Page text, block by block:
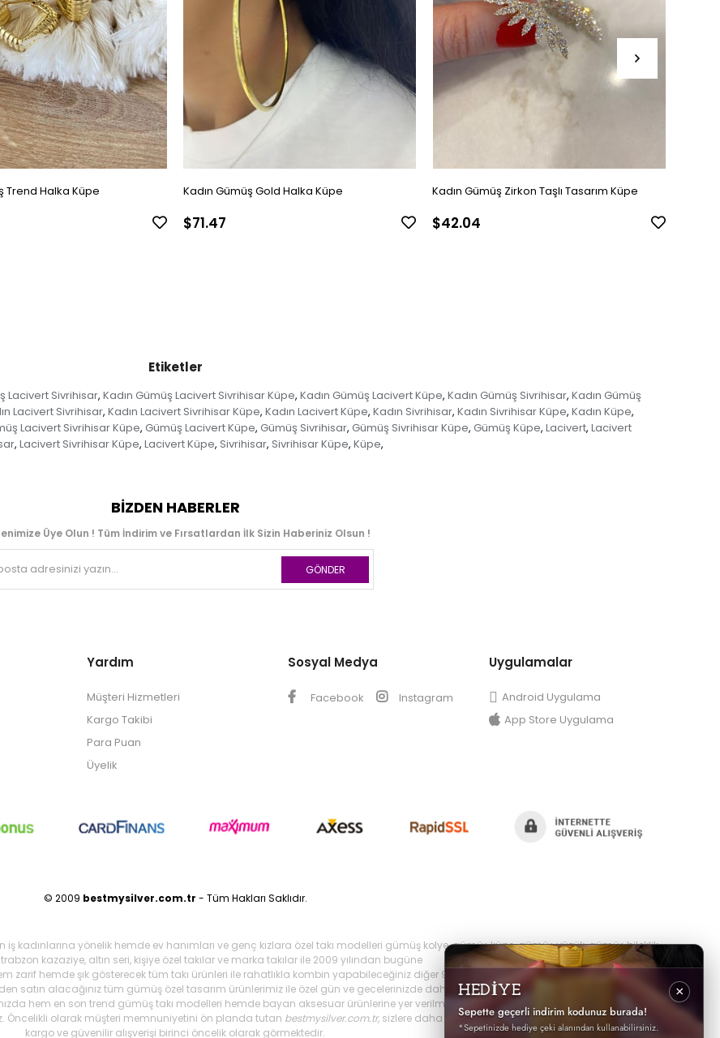
Trend Halka Küpe Kadın Gümüş Gold Halka Küpe
$71.47
Kadın Gümüş Zirkon Taşlı Tasarım Küpe
$42.04
Etiketler
Lacivert Sivrihisar, Kadın Gümüş Lacivert Sivrihisar Küpe, Kadın Gümüş Lacivert Küpe, Kadın Gümüş Sivrihisar, Kadın Gümüş
Lacivert Sivrihisar, Kadın Lacivert Sivrihisar Küpe, Kadın Lacivert Küpe, Kadın Sivrihisar, Kadın Sivrihisar Küpe, Kadın Küpe,
Lacivert Sivrihisar Küpe, Gümüş Lacivert Küpe, Gümüş Sivrihisar, Gümüş Sivrihisar Küpe, Gümüş Küpe, Lacivert, Lacivert
, Lacivert Sivrihisar Küpe, Lacivert Küpe, Sivrihisar, Sivrihisar Küpe, Küpe,
BIZDEN HABERLER
Üye Olun ! Tüm İndirim ve Fırsatlardan İlk Sizin Haberiniz Olsun !
GÖNDER
Yardım
Müşteri Hizmetleri
Kargo Takibi
Para Puan
Üyelik
Sosyal Medya
Facebook Instagram
Uygulamalar
Android Uygulama
App Store Uygulama
© 2009 bestmysilver.com.tr - Tüm Hakları Saklıdır.
kadınlarına yönelik hemde ev hanımları ve genç kızlara özel takı modelleri gümüş kolye, gümüş küpe, gümüş yüzük, gümüş bileklik,
kazaziye, altın seri, kişiye özel takılar ve marka takılar ile 2009 yılından bugüne
zarif hemde şık gösterecek tüm takı ürünleri ile rahatlıkla kombin yapabileceğiniz diğer 925 ayar takı ürünlerini
satın alacağınız tüm gümüş özel tasarım ürünlerimiz ile özel gün ve gecelerinizde daha şık olabilir,
hem en son trend gümüş takı modelleri hemde bayan aksesuar ürünlerine yer verilmektedir, ayrıca sürekli yenilenen
Öncelikli olarak müşteri memnuniyetini ön planda tutan bestmysilver.com.tr, sizlere daha iyi hizmet sunabilmek adına hızlı
kargo ve güvenilir alışverişi birinci öncelik olarak görmektedir.
HEDİYE
Sepette geçerli indirim kodunuz burada!
*Sepetinizde hediye çeki alanından kullanabilirsiniz.
×